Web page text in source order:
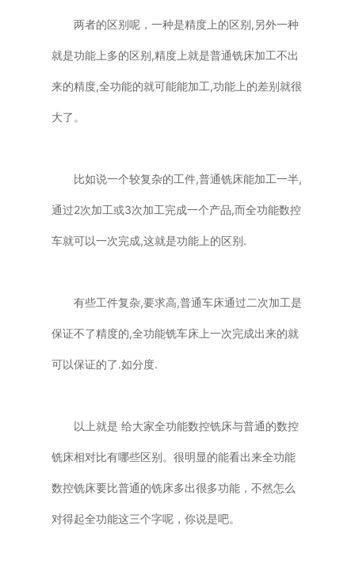
两者的区别呢，一种是精度上的区别,另外一种
就是功能上多的区别,精度上就是普通铣床加工不出
来的精度,全功能的就可能能加工,功能上的差别就很
大了。
比如说一个较复杂的工件,普通铣床能加工一半,
通过2次加工或3次加工完成一个产品,而全功能数控
车就可以一次完成,这就是功能上的区别.
有些工件复杂,要求高,普通车床通过二次加工是
保证不了精度的,全功能铣车床上一次完成出来的就
可以保证的了.如分度.
以上就是 给大家全功能数控铣床与普通的数控
铣床相对比有哪些区别。很明显的能看出来全功能
数控铣床要比普通的铣床多出很多功能，不然怎么
对得起全功能这三个字呢，你说是吧。